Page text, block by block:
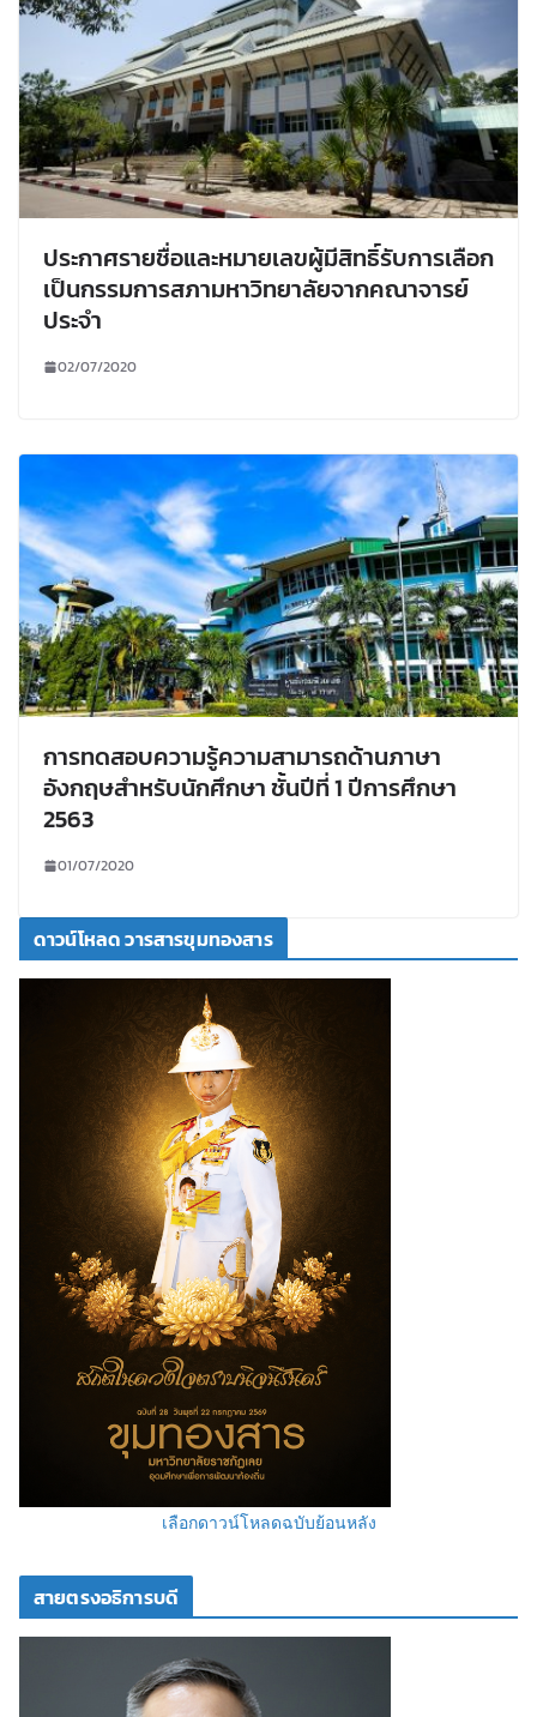
ประกาศรายชื่อและหมายเลขผู้มีสิทธิ์รับการเลือก
เป็นกรรมการสภามหาวิทยาลัยจากคณาจารย์
ประจำ
02/07/2020
การทดสอบความรู้ความสามารถด้านภาษา
อังกฤษสำหรับนักศึกษา ชั้นปีที่ 1 ปีการศึกษา
2563
01/07/2020
ดาวน์โหลด วารสารขุมทองสาร
เลือกดาวน์โหลดฉบับย้อนหลัง
สายตรงอธิการบดี